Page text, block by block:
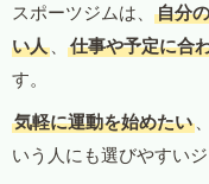
スポーツジムは、
自分
い人 、 仕事や予定に合
す。
気軽に運動を始めたい 、
いう人にも選びやすいジ